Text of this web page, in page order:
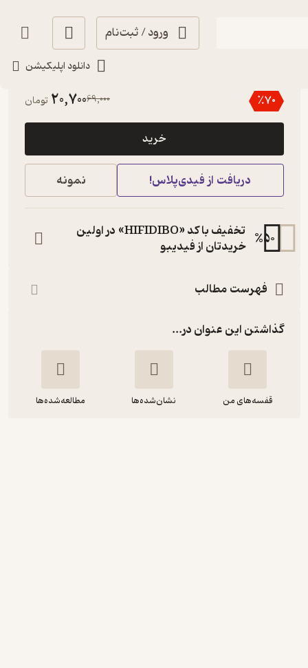
ورود / ثبت‌نام
دانلود اپلیکیشن
گیرا 🧲 (
٪70
69,000
20,700 تومان
خرید
دریافت از فیدی‌پلاس! نمونه
%50
تخفیف با کد «HIFIDIBO» در اولین
خریدتان از فیدیبو
فهرست مطالب
گذاشتن این عنوان در...
قفسه‌های من نشان‌شده‌ها مطالعه‌شده‌ها